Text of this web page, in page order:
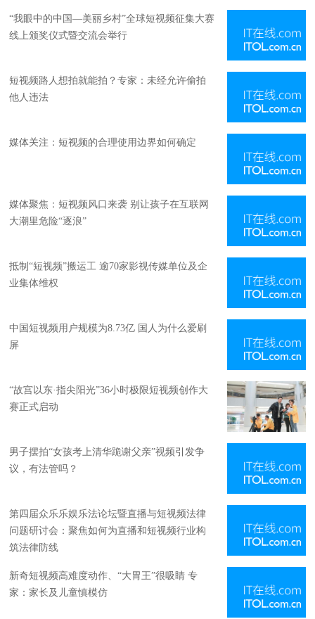
“我眼中的中国—美丽乡村”全球短视频征集大赛
线上颁奖仪式暨交流会举行
短视频路人想拍就能拍？专家：未经允许偷拍
他人违法
媒体关注：短视频的合理使用边界如何确定
媒体聚焦：短视频风口来袭 别让孩子在互联网
大潮里危险“逐浪”
抵制“短视频”搬运工 逾70家影视传媒单位及企
业集体维权
中国短视频用户规模为8.73亿 国人为什么爱刷
屏
“故宫以东·指尖阳光”36小时极限短视频创作大
赛正式启动
男子摆拍“女孩考上清华跪谢父亲”视频引发争
议，有法管吗？
第四届众乐乐娱乐法论坛暨直播与短视频法律
问题研讨会：聚焦如何为直播和短视频行业构
筑法律防线
新奇短视频高难度动作、“大胃王”很吸睛 专
家：家长及儿童慎模仿